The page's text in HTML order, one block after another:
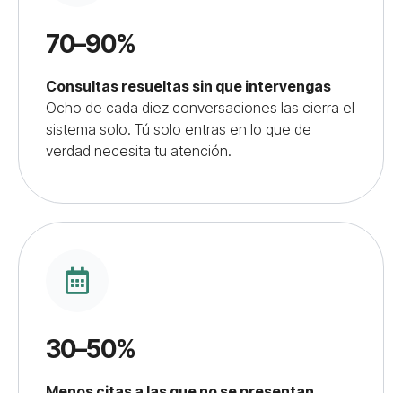
70–90%
Consultas resueltas sin que intervengas
Ocho de cada diez conversaciones las cierra el
sistema solo. Tú solo entras en lo que de
verdad necesita tu atención.
30–50%